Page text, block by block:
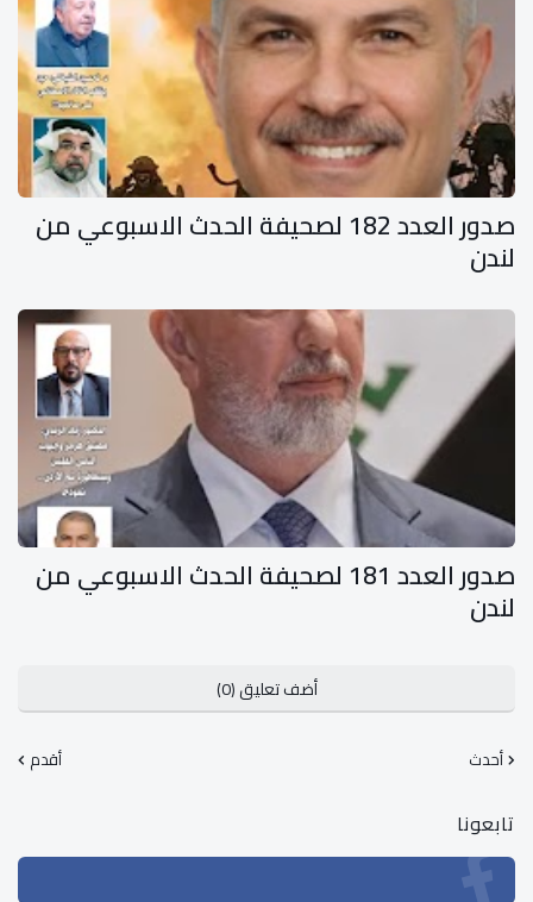
صدور العدد 182 لصحيفة الحدث الاسبوعي من
لندن
صدور العدد 181 لصحيفة الحدث الاسبوعي من
لندن
أضف تعليق (0)
أحدث أقدم
تابعونا